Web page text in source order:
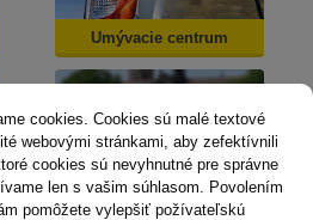
cookies. Cookies sú malé textové
webovými stránkami, aby zefektívnili
cookies sú nevyhnutné pre správne
len s vašim súhlasom. Povolením
pomôžete vylepšiť požívateľskú
Umývacie centrum